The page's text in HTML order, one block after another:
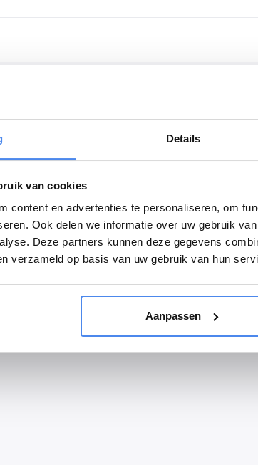
Details
van cookies
content en advertenties te personaliseren, om
Ook delen we informatie over uw gebruik
Deze partners kunnen deze gegevens
verzameld op basis van uw gebruik van hun
Aanpassen